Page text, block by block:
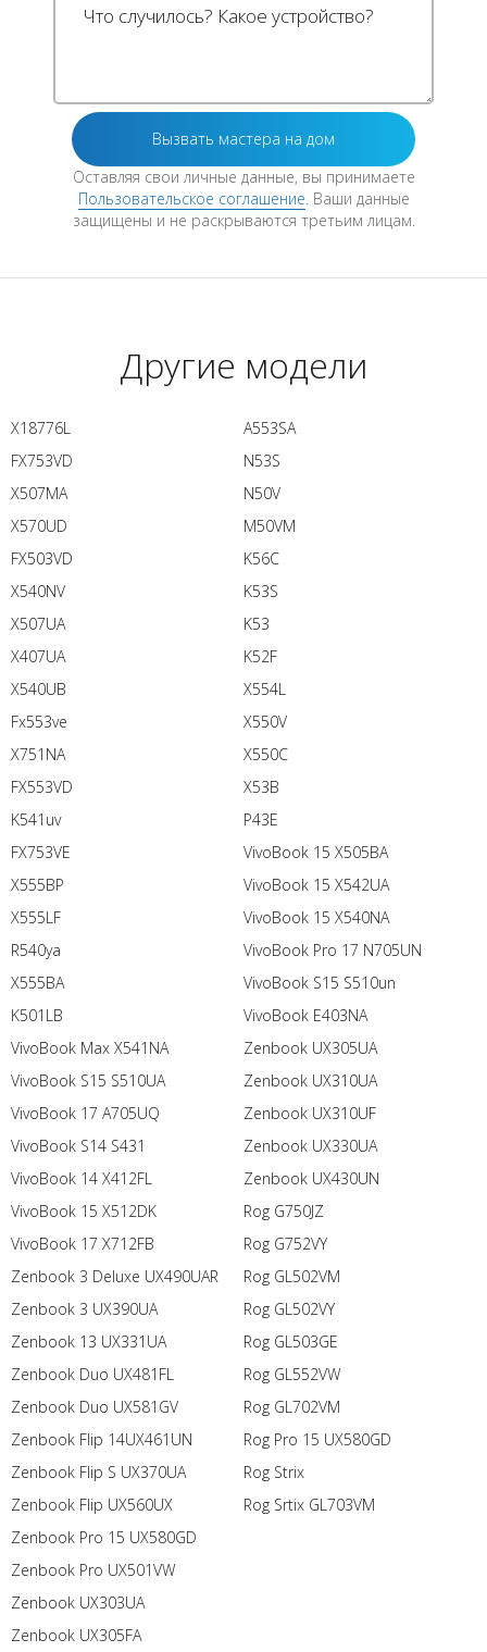
Оставляя свои личные данные, вы принимаете
Пользовательское соглашение. Ваши данные
защищены и не раскрываются третьим лицам.
Другие модели
X18776L
FX753VD
X507MA
X570UD
FX503VD
X540NV
X507UA
X407UA
X540UB
Fx553ve
X751NA
FX553VD
K541uv
FX753VE
X555BP
X555LF
R540ya
X555BA
K501LB
A553SA
N53S
N50V
M50VM
K56C
K53S
K53
K52F
X554L
X550V
X550C
X53B
P43E
VivoBook 15 X505BA
VivoBook 15 X542UA
VivoBook 15 X540NA
VivoBook Pro 17 N705UN
VivoBook S15 S510un
VivoBook E403NA
VivoBook Max X541NA
VivoBook S15 S510UA
VivoBook 17 A705UQ
VivoBook S14 S431
VivoBook 14 X412FL
VivoBook 15 X512DK
VivoBook 17 X712FB
Zenbook 3 Deluxe UX490UAR
Zenbook 3 UX390UA
Zenbook 13 UX331UA
Zenbook Duo UX481FL
Zenbook Duo UX581GV
Zenbook Flip 14UX461UN
Zenbook Flip S UX370UA
Zenbook Flip UX560UX
Zenbook Pro 15 UX580GD
Zenbook Pro UX501VW
Zenbook UX303UA
Zenbook UX305FA
Zenbook UX305UA
Zenbook UX310UA
Zenbook UX310UF
Zenbook UX330UA
Zenbook UX430UN
Rog G750JZ
Rog G752VY
Rog GL502VM
Rog GL502VY
Rog GL503GE
Rog GL552VW
Rog GL702VM
Rog Pro 15 UX580GD
Rog Strix
Rog Srtix GL703VM